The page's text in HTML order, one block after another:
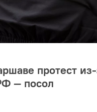
протест
— посол